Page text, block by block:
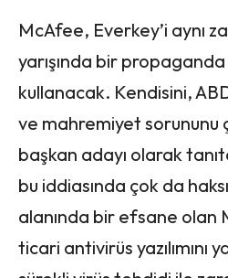
McAfee, Everkey’i aynı
yarışında bir
kullanacak. Kendisini,
ve mahremiyet sorununu
başkan adayı olarak
bu iddiasında çok da
alanında bir efsane olan
ticari antivirüs yazılımını